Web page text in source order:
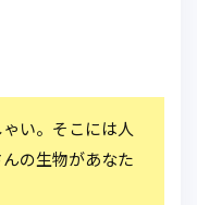
い。そこには人
の生物があなた